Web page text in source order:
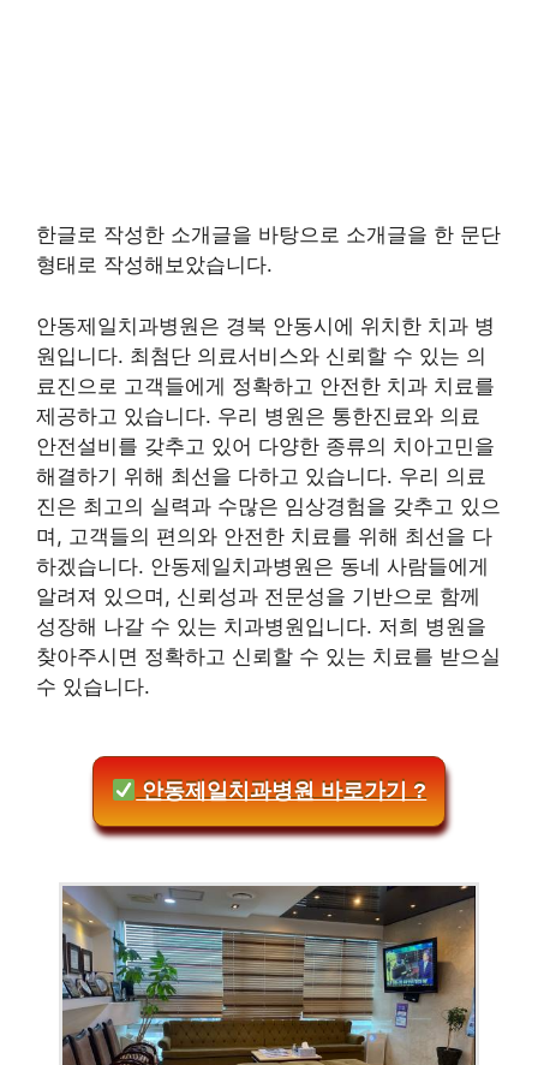
한글로 작성한 소개글을 바탕으로 소개글을 한 문단
형태로 작성해보았습니다.
안동제일치과병원은 경북 안동시에 위치한 치과 병
원입니다. 최첨단 의료서비스와 신뢰할 수 있는 의
료진으로 고객들에게 정확하고 안전한 치과 치료를
제공하고 있습니다. 우리 병원은 통한진료와 의료
안전설비를 갖추고 있어 다양한 종류의 치아고민을
해결하기 위해 최선을 다하고 있습니다. 우리 의료
진은 최고의 실력과 수많은 임상경험을 갖추고 있으
며, 고객들의 편의와 안전한 치료를 위해 최선을 다
하겠습니다. 안동제일치과병원은 동네 사람들에게
알려져 있으며, 신뢰성과 전문성을 기반으로 함께
성장해 나갈 수 있는 치과병원입니다. 저희 병원을
찾아주시면 정확하고 신뢰할 수 있는 치료를 받으실
수 있습니다.
안동제일치과병원 바로가기 ?